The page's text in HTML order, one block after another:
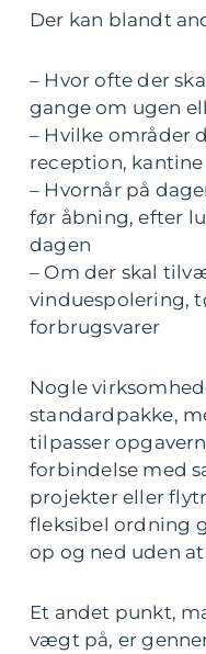
Der kan blandt
– Hvor ofte der
gange om ugen
– Hvilke områder
reception,
– Hvornår på
før åbning, efter
dagen
– Om der skal
vinduespolering,
forbrugsvarer
Nogle
standardpakke,
tilpasser
forbindelse med
projekter eller
fleksibel ordning
op og ned uden
Et andet punkt,
vægt på, er